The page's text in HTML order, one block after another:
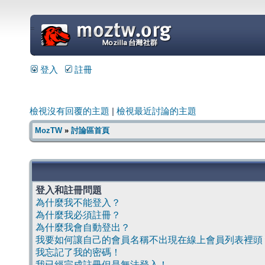
=
登入 註冊
檢視沒有回覆的主題 檢視最近討論的主題
MozTW» 討論區首頁
登入和註冊問題
為什麼我不能登入？
為什麼我必須註冊？
為什麼我會自動登出？
我要如何讓自己的會員名稱不出現在線上會員列表裡頭
我忘記了我的密碼！